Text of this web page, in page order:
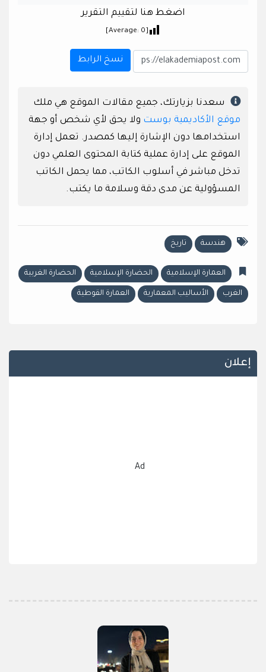
اضغط هنا لتقييم التقرير
[Average:
0
]
نسخ الرابط
سعدنا بزيارتك، جميع مقالات الموقع هي ملك
موقع الأكاديمية بوست ولا يحق لأي شخص أو جهة
استخدامها دون الإشارة إليها كمصدر. تعمل إدارة
الموقع على إدارة عملية كتابة المحتوى العلمي دون
تدخل مباشر في أسلوب الكاتب، مما يحمل الكاتب
المسؤولية عن مدى دقة وسلامة ما يكتب.
هندسة تاريخ
العمارة الإسلامية الحضارة الإسلامية الحضارة الغربية
الغرب الأساليب المعمارية العمارة القوطية
إعلان
Ad